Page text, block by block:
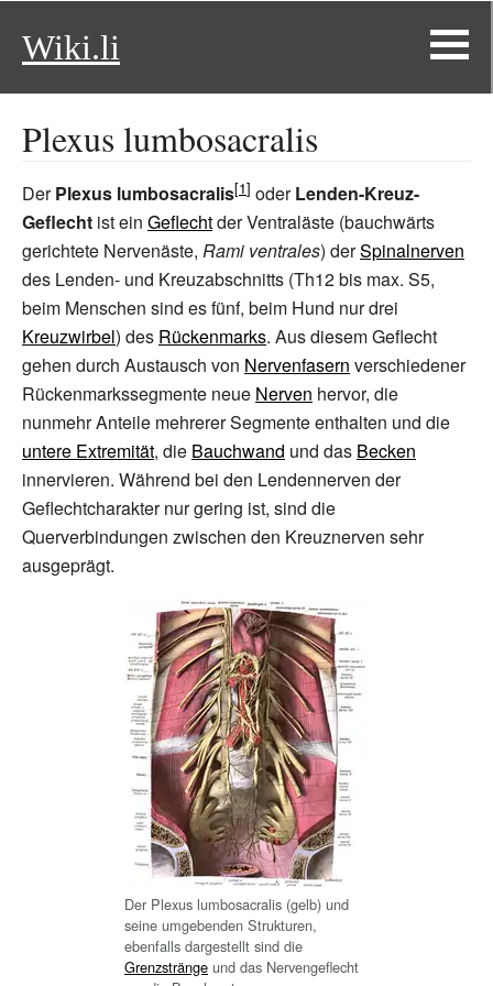
Wiki.li
Plexus lumbosacralis
DerPlexus lumbosacralis oderLenden-Kreuz-
Geflecht ist ein Geflechtder Ventraläste (bauchwärts
gerichtete Nervenäste, Rami ventrales) derSpinalnerven
des Lenden- und Kreuzabschnitts (Th12 bis max. S5,
beim Menschen sind es fünf, beim Hund nur drei
Kreuzwirbel) des Rückenmarks. Aus diesem Geflecht
gehen durch Austausch von Nervenfasern verschiedener
Rückenmarkssegmente neue Nerven hervor, die
nunmehr Anteile mehrerer Segmente enthalten und die
untere Extremität, die Bauchwand und das Becken
innervieren. Während bei den Lendennerven der
Geflechtcharakter nur gering ist, sind die
Querverbindungen zwischen den Kreuznerven sehr
ausgeprägt.
Der Plexus lumbosacralis (gelb) und
seine umgebenden Strukturen,
ebenfalls dargestellt sind die
Grenzstränge und das Nervengeflecht